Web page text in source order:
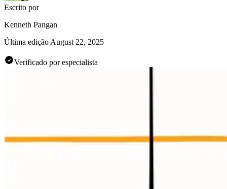
Escrito por
Kenneth Pangan
Última edição August 22, 2025
Verificado por especialista